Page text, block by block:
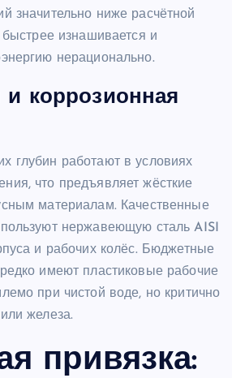
значительно ниже расчётной
быстрее изнашивается и
нерационально.
коррозионная
глубин работают в условиях
что предъявляет жёсткие
материалам. Качественные
нержавеющую сталь AISI
и рабочих колёс. Бюджетные
имеют пластиковые рабочие
при чистой воде, но критично
железа.
привязка: